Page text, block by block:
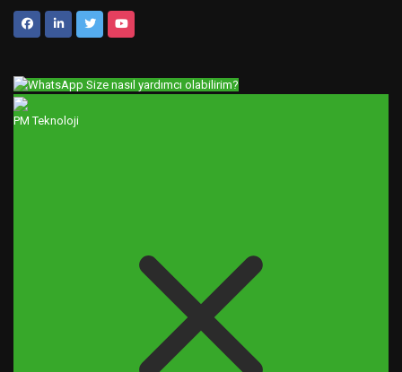
Size nasıl yardımcı olabilirim?
PM Teknoloji